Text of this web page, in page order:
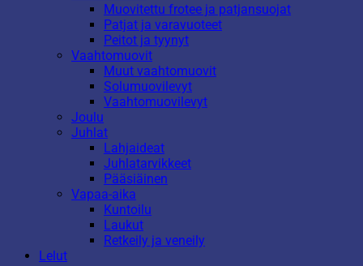
Muovitettu frotee ja patjansuojat
Patjat ja varavuoteet
Peitot ja tyynyt
Vaahtomuovit
Muut vaahtomuovit
Solumuovilevyt
Vaahtomuovilevyt
Joulu
Juhlat
Lahjaideat
Juhlatarvikkeet
Pääsiäinen
Vapaa-aika
Kuntoilu
Laukut
Retkeily ja veneily
Lelut